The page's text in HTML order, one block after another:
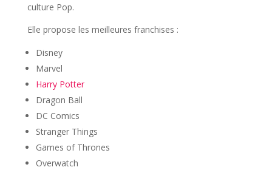
culture Pop.
Elle propose les meilleures franchises :
Disney
Marvel
Harry Potter
Dragon Ball
DC Comics
Stranger Things
Games of Thrones
Overwatch